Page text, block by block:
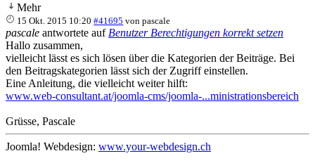
Mehr
15 Okt. 2015 10:20 #41695 vonpascale
pascale antwortete auf Benutzer Berechtigungen korrekt setzen
Hallo zusammen,
vielleicht lässt es sich lösen über die Kategorien der Beiträge. Bei
den Beitragskategorien lässt sich der Zugriff einstellen.
Eine Anleitung, die vielleicht weiter hilft:
www.web-consultant.at/joomla-cms/joomla-...ministrationsbereich
Grüsse, Pascale
Joomla! Webdesign: www.your-webdesign.ch